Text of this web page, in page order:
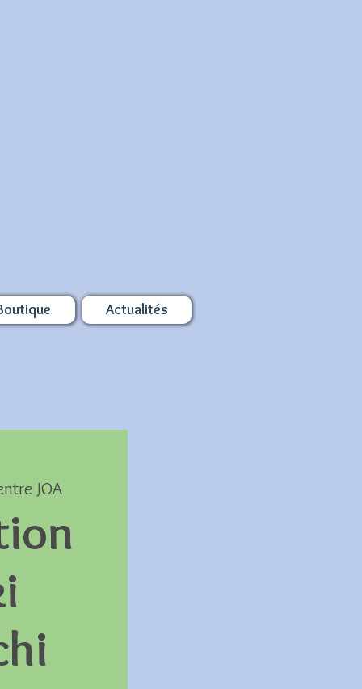
JOA
Actualités